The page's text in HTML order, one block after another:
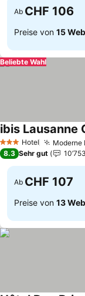
Ab CHF 106
Preise von 15
Beliebte Wahl
3 SterneHotel Moderne
ibis Lausanne
8.3 Sehr gut 10’753
Ab CHF 107
Preise von 13